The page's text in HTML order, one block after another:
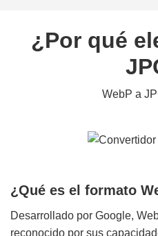
¿Por qué
WebP a
¿Qué es el formato
Desarrollado por Google,
reconocido por sus